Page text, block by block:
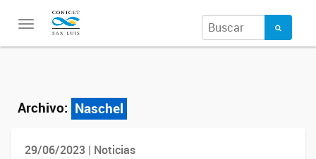
Toggle
Archivo: Naschel
29/06/2023 | Noticias